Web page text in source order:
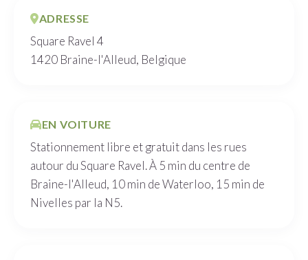
ADRESSE
Square Ravel 4
1420 Braine-l'Alleud, Belgique
EN VOITURE
Stationnement libre et gratuit dans les rues
autour du Square Ravel. À 5 min du centre de
Braine-l'Alleud, 10 min de Waterloo, 15 min de
Nivelles par la N5.